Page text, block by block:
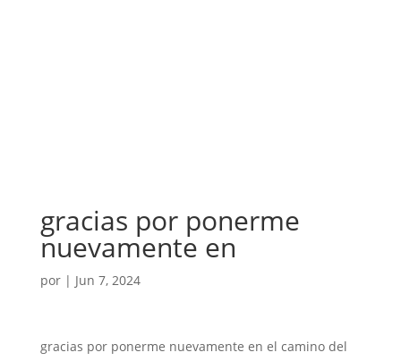
gracias por ponerme
nuevamente en
por | Jun 7, 2024
gracias por ponerme nuevamente en el camino del